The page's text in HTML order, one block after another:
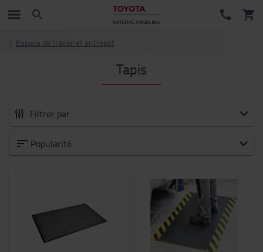
Espace de travail et entrepôt
Tapis
Filtrer par :
Tous les Accessoires
Fourches et extensions de fourches
Sécurité
Chariots et trottinettes industriels
Batteries et électronique
Popularité